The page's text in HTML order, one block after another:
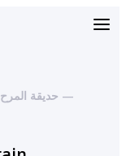
حديقة المرح —